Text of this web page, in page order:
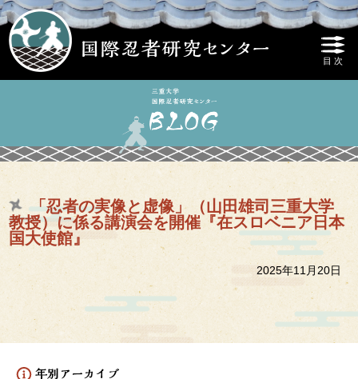
「忍者の実像と虚像」（山田雄司三重大学
教授）に係る講演会を開催『在スロベニア日本
国大使館』
2025年11月20日